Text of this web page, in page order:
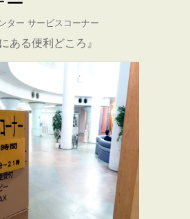
ター サービスコーナー
ある便利どころ』